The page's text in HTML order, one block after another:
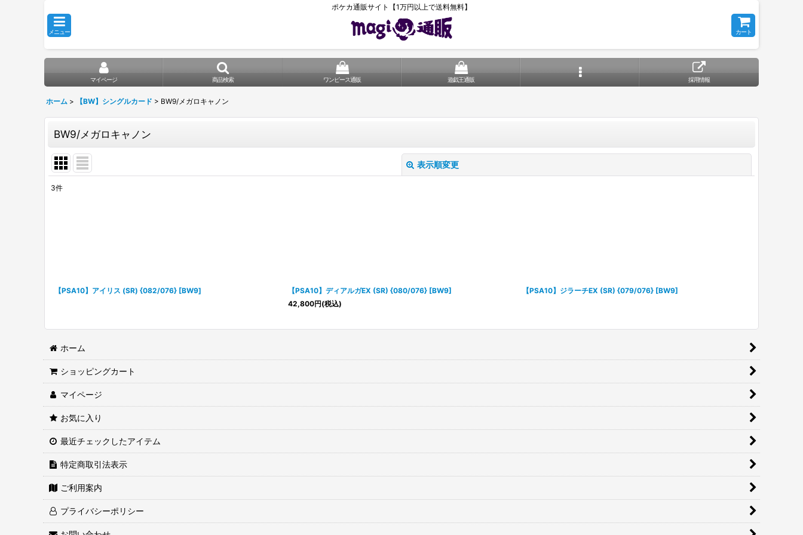
ポケカ通販サイト【1万円以上で送料無料】
メニュー カート
マイページ 商品検索 ワンピース通販 遊戯王通販 採用情報
ホーム > 【BW】シングルカード > BW9/メガロキャノン
BW9/メガロキャノン
表示順変更
絞り込む
3件
【PSA10】アイリス (SR) {082/076} [BW9]
【PSA10】ディアルガEX (SR) {080/076} [BW9]
42,800円(税込)
【PSA10】ジラーチEX (SR) {079/076} [BW9]
ホーム
ショッピングカート
マイページ
お気に入り
最近チェックしたアイテム
特定商取引法表示
ご利用案内
プライバシーポリシー